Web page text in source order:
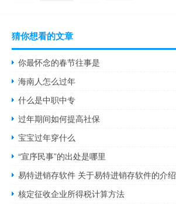
猜你想看的文章
你最怀念的春节往事是
海南人怎么过年
什么是中职中专
过年期间如何提高社保
宝宝过年穿什么
“宣序民事”的出处是哪里
易特进销存软件 关于易特进销存软件的介绍
核定征收企业所得税计算方法